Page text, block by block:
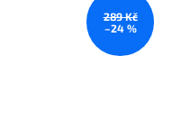
289 Kč
–24 %